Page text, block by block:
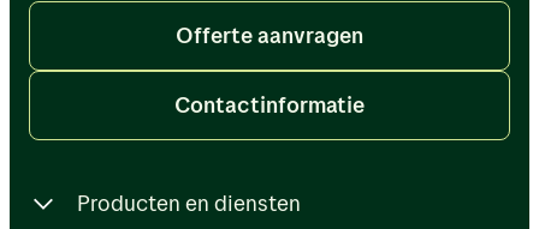
Offerte aanvragen
Contactinformatie
Producten en diensten